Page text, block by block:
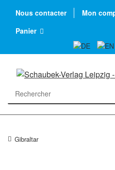
Nous contacter Mon
Panier
Gibraltar